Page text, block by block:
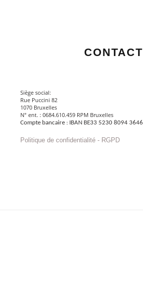
CONTACT
Siège social:
Rue Puccini 82
1070 Bruxelles
N° ent. : 0684.610.459 RPM Bruxelles
Compte bancaire : IBAN BE33 5230 8094 3646
Politique de confidentialité - RGPD